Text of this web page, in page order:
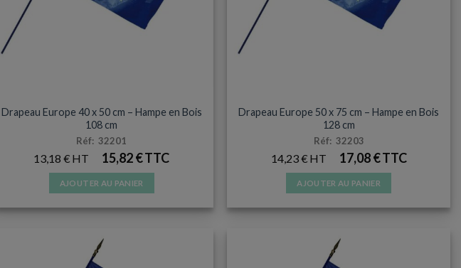
Drapeau Europe 40 x 50 cm – Hampe en Bois
108 cm
Réf: 32201
13,18€ 15,82€
AJOUTER AU PANIER
Drapeau Europe 50 x 75 cm – Hampe en Bois
128 cm
Réf: 32203
14,23€ 17,08€
AJOUTER AU PANIER